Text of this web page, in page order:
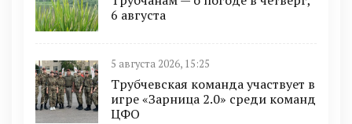
6 августа
5 августа 2026, 15:25
Трубчевская команда участвует в
игре «Зарница 2.0» среди команд
ЦФО